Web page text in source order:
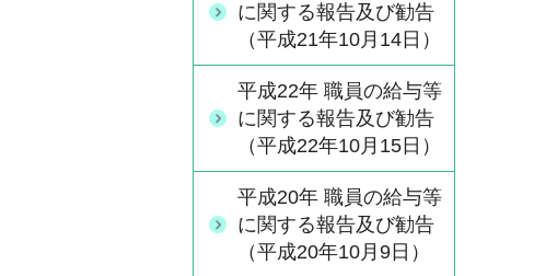
に関する報告及び勧告
（平成21年10月14日）
平成22年 職員の給与等
に関する報告及び勧告
（平成22年10月15日）
平成20年 職員の給与等
に関する報告及び勧告
（平成20年10月9日）